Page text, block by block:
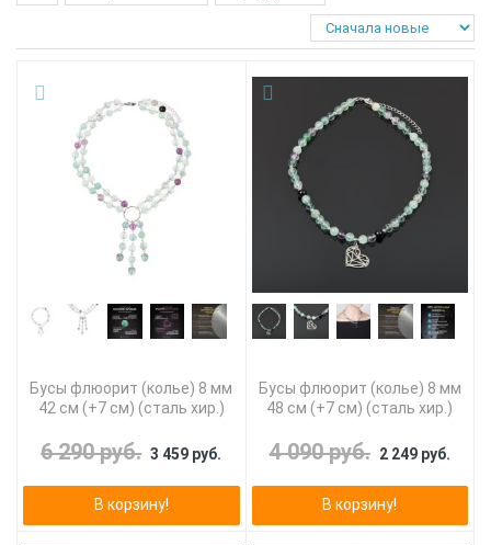
Бусы флюорит (колье) 8 мм
42 см (+7 см) (сталь хир.)
6 290 руб. 3 459 руб.
В корзину!
Бусы флюорит (колье) 8 мм
48 см (+7 см) (сталь хир.)
4 090 руб. 2 249 руб.
В корзину!